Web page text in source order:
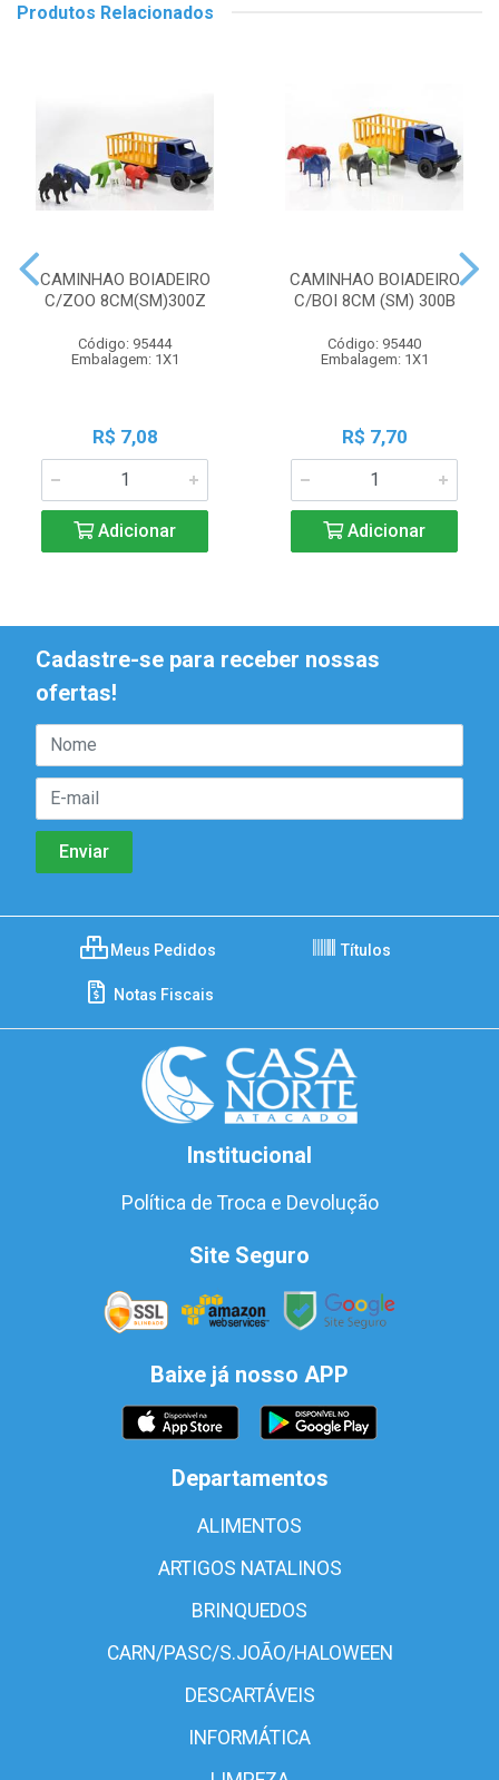
Produtos Relacionados
CAMINHAO BOIADEIRO
C/ZOO 8CM(SM)300Z
Código: 95444
Embalagem: 1X1
R$ 7,08
Adicionar
CAMINHAO BOIADEIRO
C/BOI 8CM (SM) 300B
Código: 95440
Embalagem: 1X1
R$ 7,70
Adicionar
Cadastre-se para receber nossas
ofertas!
Meus Pedidos Títulos
Notas Fiscais
Institucional
Política de Troca e Devolução
Site Seguro
Baixe já nosso APP
Departamentos
ALIMENTOS
ARTIGOS NATALINOS
BRINQUEDOS
CARN/PASC/S.JOÃO/HALOWEEN
DESCARTÁVEIS
INFORMÁTICA